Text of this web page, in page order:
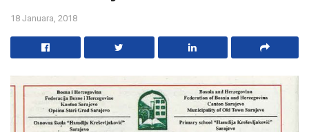
18 Januara, 2018